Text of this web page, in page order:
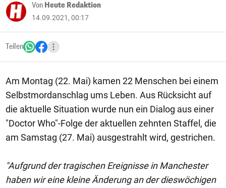
Von Heute Redaktion
14.09.2021, 00:17
Teilen
Am Montag (22. Mai) kamen 22 Menschen bei einem
Selbstmordanschlag ums Leben. Aus Rücksicht auf
die aktuelle Situation wurde nun ein Dialog aus einer
"Doctor Who"-Folge der aktuellen zehnten Staffel, die
am Samstag (27. Mai) ausgestrahlt wird, gestrichen.
"Aufgrund der tragischen Ereignisse in Manchester
haben wir eine kleine Änderung an der dieswöchigen